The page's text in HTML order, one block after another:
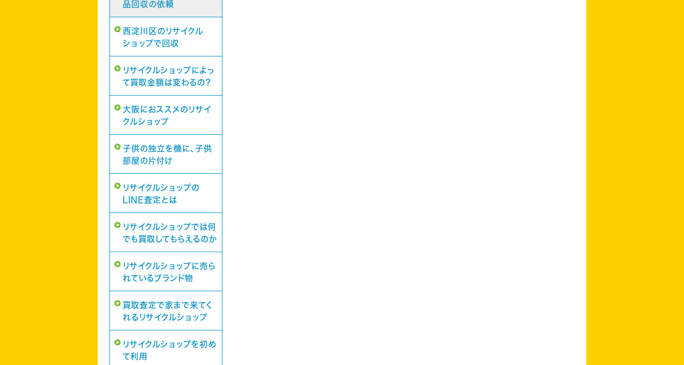
品回収の依頼
西淀川区のリサイクル
ショップで回収
リサイクルショップによっ
て買取金額は変わるの？
大阪におススメのリサイ
クルショップ
子供の独立を機に、子供
部屋の片付け
リサイクルショップの
LINE査定とは
リサイクルショップでは何
でも買取してもらえるのか
リサイクルショップに売ら
れているブランド物
買取査定で家まで来てく
れるリサイクルショップ
リサイクルショップを初め
て利用